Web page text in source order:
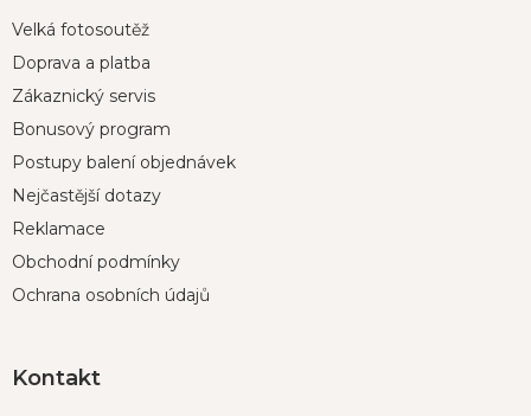
Velká fotosoutěž
Doprava a platba
Zákaznický servis
Bonusový program
Postupy balení objednávek
Nejčastější dotazy
Reklamace
Obchodní podmínky
Ochrana osobních údajů
Kontakt